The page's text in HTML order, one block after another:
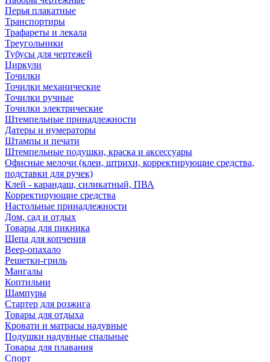
Перья плакатные
Транспортиры
Трафареты и лекала
Треугольники
Тубусы для чертежей
Циркули
Точилки
Точилки механические
Точилки ручные
Точилки электрические
Штемпельные принадлежности
Датеры и нумераторы
Штампы и печати
Штемпельные подушки, краска и аксессуары
Офисные мелочи (клеи, штрихи, корректирующие средства,
подставки для ручек)
Клей - карандаш, силикатный, ПВА
Корректирующие средства
Настольные принадлежности
Дом, сад и отдых
Товары для пикника
Щепа для копчения
Веер-опахало
Решетки-гриль
Мангалы
Коптильни
Шампуры
Стартер для розжига
Товары для отдыха
Кровати и матрасы надувные
Подушки надувные спальные
Товары для плавания
Спорт